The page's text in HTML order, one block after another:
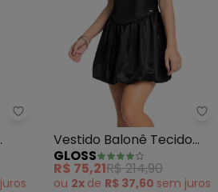
Gloss - Vestido Juvenil com
juros
Vestido Balonê Tecido
Brilho (Preto)
GLOSS
R$ 75,21R$ 214,90
ou 2x de R$ 37,60 sem juros